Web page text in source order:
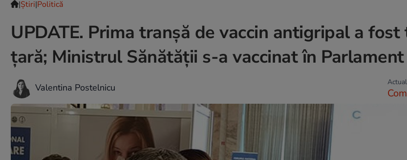
|Ştiri|Politică
UPDATE. Prima tranșă de vaccin antigripal a
țară; Ministrul Sănătății s-a vaccinat în Parlament
Valentina Postelnicu